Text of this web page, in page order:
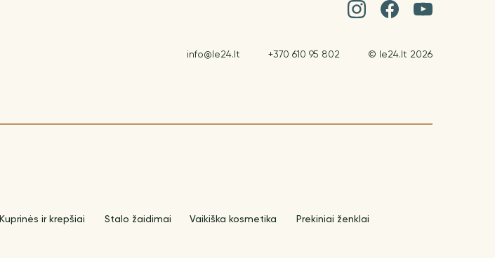
info@le24.lt +370 610 95 802 © le24.lt 2026
Kuprinės ir krepšiai Stalo žaidimai Vaikiška kosmetika Prekiniai ženklai